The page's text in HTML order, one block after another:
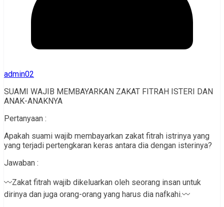
admin02
SUAMI WAJIB MEMBAYARKAN ZAKAT FITRAH ISTERI DAN
ANAK-ANAKNYA
Pertanyaan :
Apakah suami wajib membayarkan zakat fitrah istrinya yang
yang terjadi pertengkaran keras antara dia dengan isterinya?
Jawaban :
〰Zakat fitrah wajib dikeluarkan oleh seorang insan untuk
dirinya dan juga orang-orang yang harus dia nafkahi.〰